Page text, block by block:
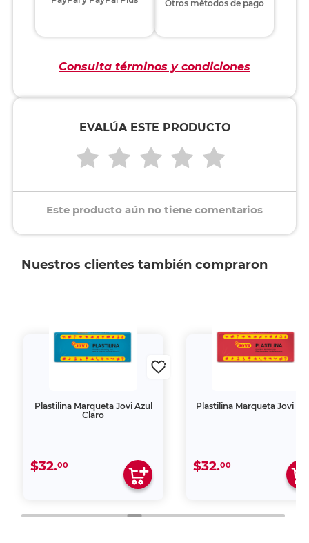
Otros métodos de pago
Consulta términos y condiciones
EVALÚA ESTE PRODUCTO
Este producto aún no tiene comentarios
Nuestros clientes también compraron
Plastilina Marqueta Jovi Azul
Claro
$32.00
Plastilina Marqueta Jovi
$32.00